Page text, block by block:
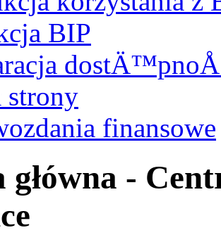
BIP
strony
finansowe
główna -